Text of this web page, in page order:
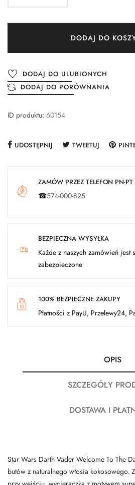
DODAJ DO
DODAJ DO ULUBIONYCH
DODAJ DO PORÓWNANIA
ID produktu: 60154
UDOSTĘPNIJ TWEETUJ
ZAMÓW PRZEZ TELEFON PN-
☎574-000-825
BEZPIECZNA WYSYŁKA
Każde z naszych zamówień jest
zabezpieczone
100% BEZPIECZNE ZAKUPY
Płatności z PayU, Przelewy24,
OPIS
SZCZEGÓŁY
DOSTAWA I
Star Wars Darth Vader Welcome To The
butów z naturalnego włosia kokosowego.